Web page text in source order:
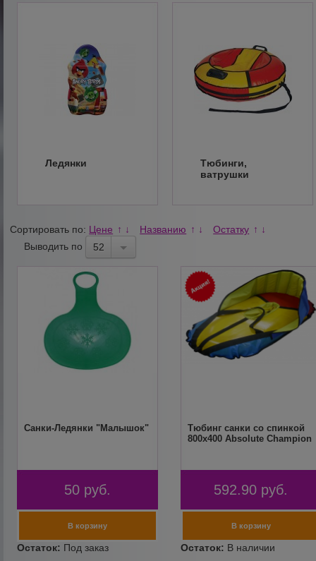
Ледянки
Тюбинги,
ватрушки
Сортировать по: Цене ↑ ↓ Названию ↑ ↓ Остатку ↑ ↓
Выводить по 52
Санки-Ледянки "Малышок"
50 руб.
Тюбинг санки со спинкой
800х400 Absolute Champion
592.90 руб.